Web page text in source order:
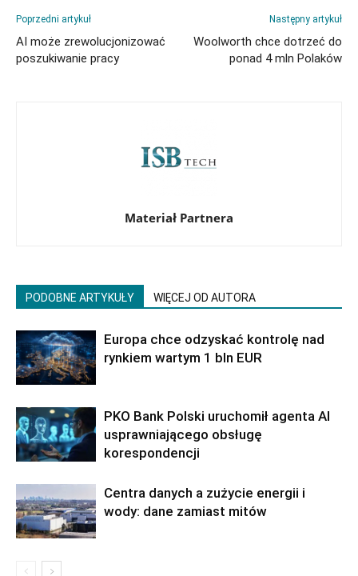
Poprzedni artykuł
AI może zrewolucjonizować
poszukiwanie pracy
Następny artykuł
Woolworth chce dotrzeć do
ponad 4 mln Polaków
Materiał Partnera
PODOBNE ARTYKUŁY WIĘCEJ OD AUTORA
Europa chce odzyskać kontrolę nad
rynkiem wartym 1 bln EUR
PKO Bank Polski uruchomił agenta AI
usprawniającego obsługę
korespondencji
Centra danych a zużycie energii i
wody: dane zamiast mitów